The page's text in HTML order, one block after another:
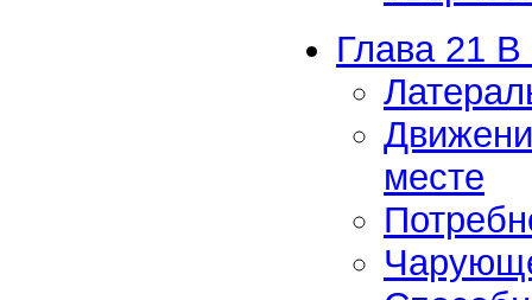
Глава 21
месте